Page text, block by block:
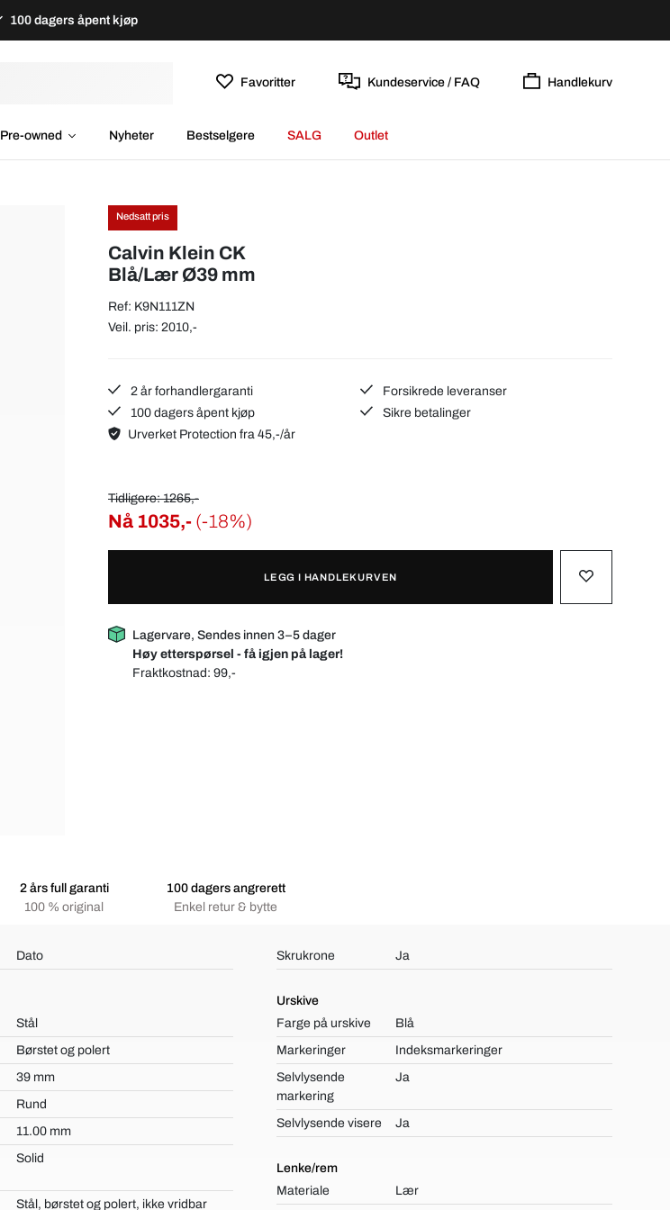
100 dagers åpent kjøp
Favoritter Kundeservice / FAQ Handlekurv
Pre-owned Nyheter Bestselgere SALG Outlet
Nedsatt pris
Calvin Klein CK
Blå/Lær Ø39 mm
Ref: K9N111ZN
Veil. pris: 2010,-
2 år forhandlergaranti
Forsikrede leveranser
100 dagers åpent kjøp
Sikre betalinger
Urverket Protection fra 45,-/år
Tidligere: 1265,-
Nå 1035,- (-18%)
LEGG I HANDLEKURVEN
Lagervare, Sendes innen 3–5 dager
Høy etterspørsel - få igjen på lager!
Fraktkostnad:99,-
2 års full garanti
100 % original
100 dagers angrerett
Enkel retur & bytte
Dato
Stål
Børstet og polert
39 mm
Rund
11.00 mm
Solid
Stål, børstet og polert, ikke vridbar
Skrukrone Ja
Urskive
Farge på urskive
Blå
Markeringer
Indeksmarkeringer
Selvlysende
markering
Ja
Selvlysende visere Ja
Lenke/rem
Materiale
Lær